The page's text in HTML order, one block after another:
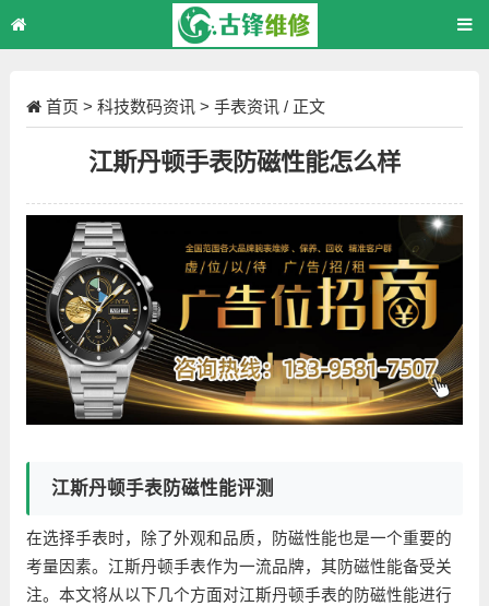
首页 > 科技数码资讯 > 手表资讯 / 正文
江斯丹顿手表防磁性能怎么样
江斯丹顿手表防磁性能评测
在选择手表时，除了外观和品质，防磁性能也是一个重要的
考量因素。江斯丹顿手表作为一流品牌，其防磁性能备受关
注。本文将从以下几个方面对江斯丹顿手表的防磁性能进行